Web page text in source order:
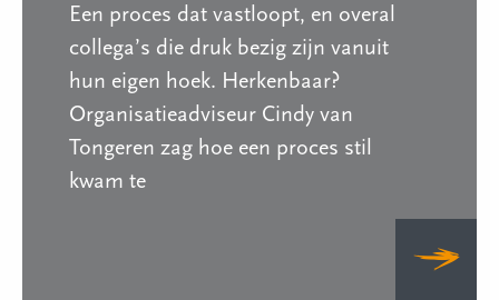
Een proces dat vastloopt, en overal
collega’s die druk bezig zijn vanuit
hun eigen hoek. Herkenbaar?
Organisatieadviseur Cindy van
Tongeren zag hoe een proces stil
kwam te